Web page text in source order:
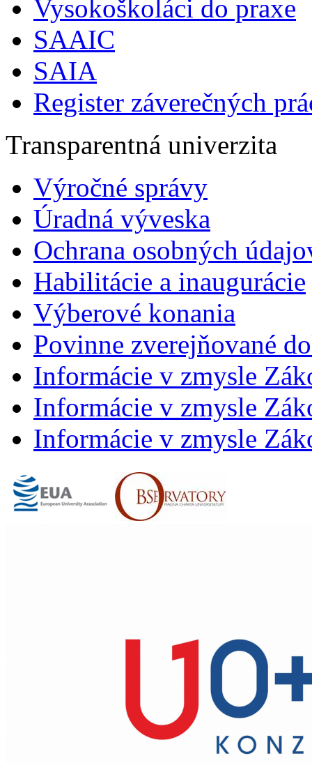
Vysokoškoláci do praxe
SAAIC
SAIA
Register záverečných
Transparentná univerzita
Výročné správy
Úradná výveska
Ochrana osobných
Habilitácie a inaugurácie
Výberové konania
Povinne zverejňované
Informácie v zmysle
Informácie v zmysle
Informácie v zmysle